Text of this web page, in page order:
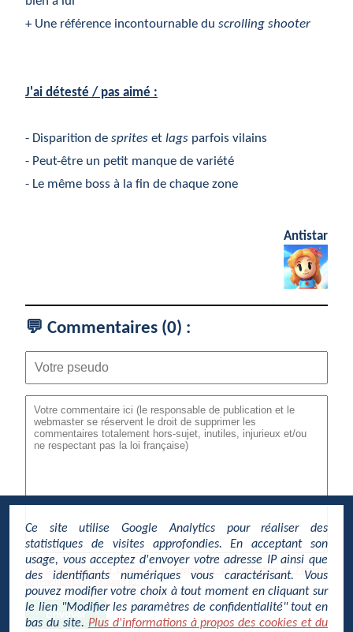
+ Une référence incontournable du scrolling shooter
J'ai détesté / pas aimé :
- Disparition de sprites et lags parfois vilains
- Peut-être un petit manque de variété
- Le même boss à la fin de chaque zone
Antistar
💬 Commentaires (0) :
Plus d'informations à propos de la gestion et de l'utilisation de l'espace
commentaires en cliquant ici.
Envoyer
Ce site utilise Google Analytics pour réaliser des
statistiques de visites approfondies. En acceptant son
usage, vous acceptez d'envoyer votre adresse IP ainsi que
des identifiants numériques vous caractérisant. Vous
pouvez modifier votre choix à tout moment en cliquant sur
le lien "Modifier les paramètres de confidentialité" tout en
bas du site. Plus d'informations à propos des cookies et du